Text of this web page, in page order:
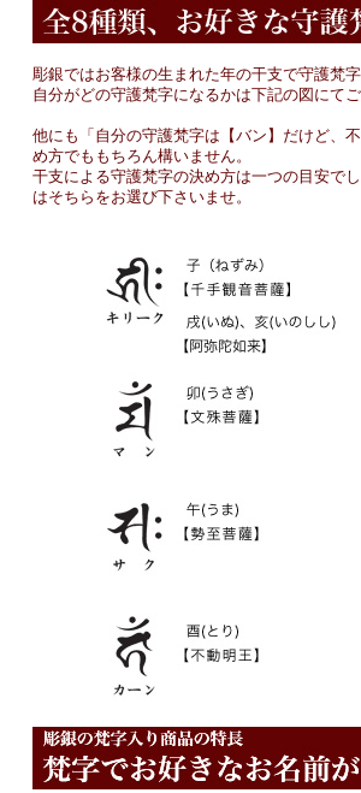
彫銀ではお客様の生まれた年の干支で守護梵
自分がどの守護梵字になるかは下記の図にてご
他にも「自分の守護梵字は【バン】だけど、
め方でももちろん構いません。
干支による守護梵字の決め方は一つの目安で
はそちらをお選び下さいませ。